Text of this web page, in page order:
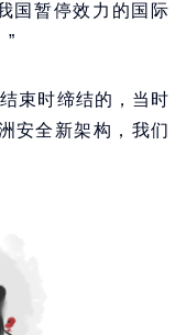
国暂停效力的国际
”
束时缔结的，当时
安全新架构，我们